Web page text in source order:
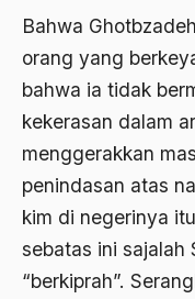
Bahwa
orang yang
bahwa ia tidak
kekerasan dalam
menggerakkan
penindasan atas
kim di negerinya
sebatas ini sajalah
“berkiprah”.
Aktivis Muda
akulturasi
akulturasi budaya
Al Asnawi
Al-Azhar
Al-Ghazali